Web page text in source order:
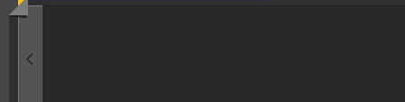
1960-ые